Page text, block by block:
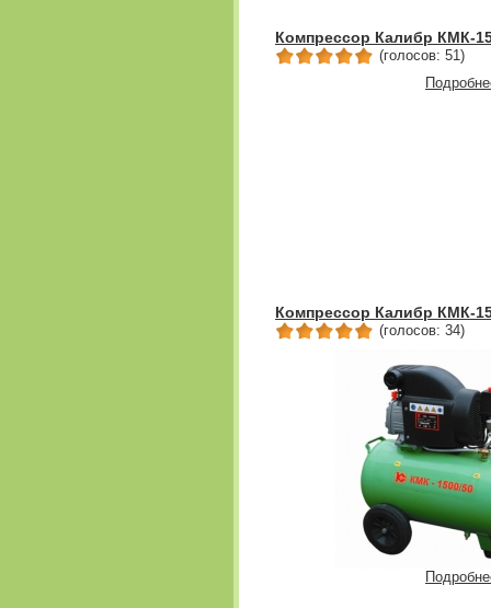
Компрессор Калибр КМК-
(голосов: 51)
Компрессор Калибр КМК-
(голосов: 34)